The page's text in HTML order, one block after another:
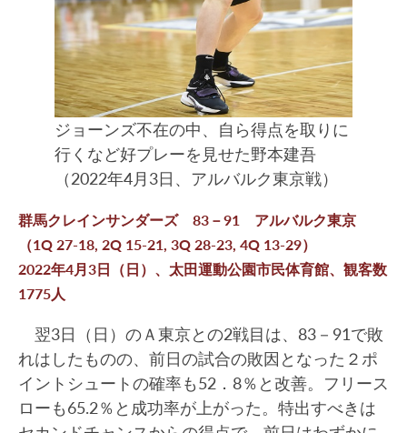
ジョーンズ不在の中、自ら得点を取りに
行くなど好プレーを見せた野本建吾
（2022年4月3日、アルバルク東京戦）
群馬クレインサンダーズ 83－91 アルバルク東京
（1Q 27-18, 2Q 15-21, 3Q 28-23, 4Q 13-29）
2022年4月3日（日）、太田運動公園市民体育館、観客数
1775人
翌3日（日）のＡ東京との2戦目は、83－91で敗
れはしたものの、前日の試合の敗因となった２ポ
イントシュートの確率も52．8％と改善。フリース
ローも65.2％と成功率が上がった。特出すべきは